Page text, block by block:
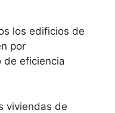
los edificios de
por
eficiencia
viviendas de